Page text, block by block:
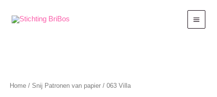
naar
Home / Snij Patronen van papier / 063 Villa